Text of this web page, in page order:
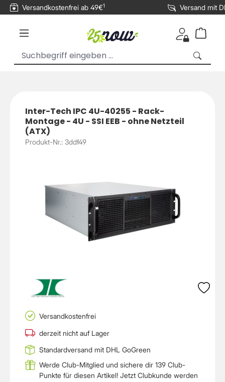
springen
Versandkostenfrei ab 49€1 Versand mit
Inter-Tech IPC 4U-40255 - Rack-
Montage - 4U - SSI EEB - ohne Netzteil
(ATX)
Produkt-Nr.: 3ddf49
Versandkostenfrei
derzeit nicht auf Lager
Standardversand mit DHL GoGreen
Werde Club-Mitglied und sichere dir 139 Club-
Punkte für diesen Artikel! Jetzt Clubkunde werden